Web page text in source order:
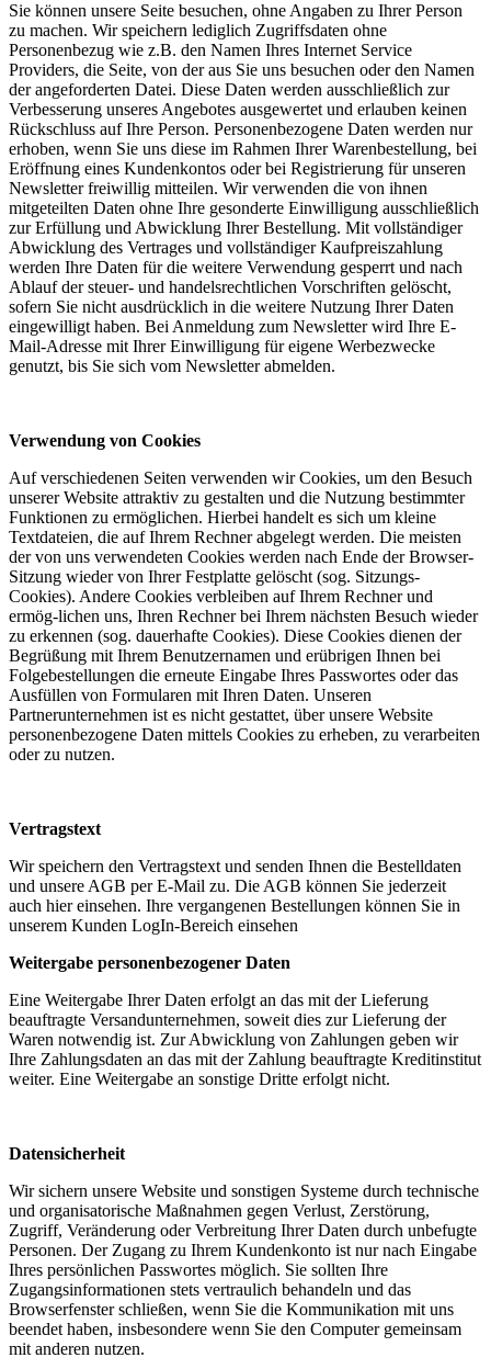
Sie können unsere Seite besuchen, ohne Angaben zu Ihrer Person
zu machen. Wir speichern lediglich Zugriffsdaten ohne
Personenbezug wie z.B. den Namen Ihres Internet Service
Providers, die Seite, von der aus Sie uns besuchen oder den Namen
der angeforderten Datei. Diese Daten werden ausschließlich zur
Verbesserung unseres Angebotes ausgewertet und erlauben keinen
Rückschluss auf Ihre Person. Personenbezogene Daten werden nur
erhoben, wenn Sie uns diese im Rahmen Ihrer Warenbestellung, bei
Eröffnung eines Kundenkontos oder bei Registrierung für unseren
Newsletter freiwillig mitteilen. Wir verwenden die von ihnen
mitgeteilten Daten ohne Ihre gesonderte Einwilligung ausschließlich
zur Erfüllung und Abwicklung Ihrer Bestellung. Mit vollständiger
Abwicklung des Vertrages und vollständiger Kaufpreiszahlung
werden Ihre Daten für die weitere Verwendung gesperrt und nach
Ablauf der steuer- und handelsrechtlichen Vorschriften gelöscht,
sofern Sie nicht ausdrücklich in die weitere Nutzung Ihrer Daten
eingewilligt haben. Bei Anmeldung zum Newsletter wird Ihre E-
Mail-Adresse mit Ihrer Einwilligung für eigene Werbezwecke
genutzt, bis Sie sich vom Newsletter abmelden.
Verwendung von Cookies
Auf verschiedenen Seiten verwenden wir Cookies, um den Besuch
unserer Website attraktiv zu gestalten und die Nutzung bestimmter
Funktionen zu ermöglichen. Hierbei handelt es sich um kleine
Textdateien, die auf Ihrem Rechner abgelegt werden. Die meisten
der von uns verwendeten Cookies werden nach Ende der Browser-
Sitzung wieder von Ihrer Festplatte gelöscht (sog. Sitzungs-
Cookies). Andere Cookies verbleiben auf Ihrem Rechner und
ermög-lichen uns, Ihren Rechner bei Ihrem nächsten Besuch wieder
zu erkennen (sog. dauerhafte Cookies). Diese Cookies dienen der
Begrüßung mit Ihrem Benutzernamen und erübrigen Ihnen bei
Folgebestellungen die erneute Eingabe Ihres Passwortes oder das
Ausfüllen von Formularen mit Ihren Daten. Unseren
Partnerunternehmen ist es nicht gestattet, über unsere Website
personenbezogene Daten mittels Cookies zu erheben, zu verarbeiten
oder zu nutzen.
Vertragstext
Wir speichern den Vertragstext und senden Ihnen die Bestelldaten
und unsere AGB per E-Mail zu. Die AGB können Sie jederzeit
auch hier einsehen. Ihre vergangenen Bestellungen können Sie in
unserem Kunden LogIn-Bereich einsehen
Weitergabe personenbezogener Daten
Eine Weitergabe Ihrer Daten erfolgt an das mit der Lieferung
beauftragte Versandunternehmen, soweit dies zur Lieferung der
Waren notwendig ist. Zur Abwicklung von Zahlungen geben wir
Ihre Zahlungsdaten an das mit der Zahlung beauftragte Kreditinstitut
weiter. Eine Weitergabe an sonstige Dritte erfolgt nicht.
Datensicherheit
Wir sichern unsere Website und sonstigen Systeme durch technische
und organisatorische Maßnahmen gegen Verlust, Zerstörung,
Zugriff, Veränderung oder Verbreitung Ihrer Daten durch unbefugte
Personen. Der Zugang zu Ihrem Kundenkonto ist nur nach Eingabe
Ihres persönlichen Passwortes möglich. Sie sollten Ihre
Zugangsinformationen stets vertraulich behandeln und das
Browserfenster schließen, wenn Sie die Kommunikation mit uns
beendet haben, insbesondere wenn Sie den Computer gemeinsam
mit anderen nutzen.